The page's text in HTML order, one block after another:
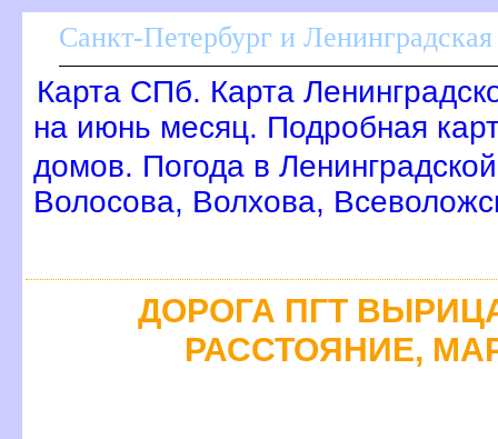
Санкт-Петербург и Ленинградская
Карта СПб. Карта
на июнь месяц. Подробная
домов. Погода в
олосова, Волхова,
ДОРОГА ПГТ
РАССТОЯНИЕ,